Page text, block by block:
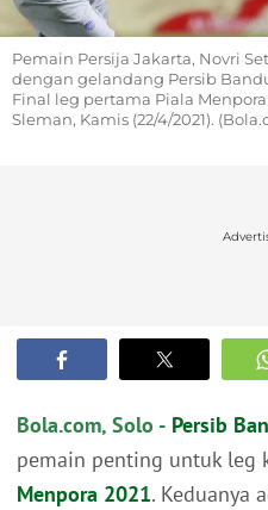
Pemain Persija Jakarta, Novri
dengan gelandang Persib
Final leg pertama Piala
Sleman, Kamis (22/4/2021).
Bola.com, Solo - Persib
pemain penting untuk leg
Menpora 2021. Keduanya